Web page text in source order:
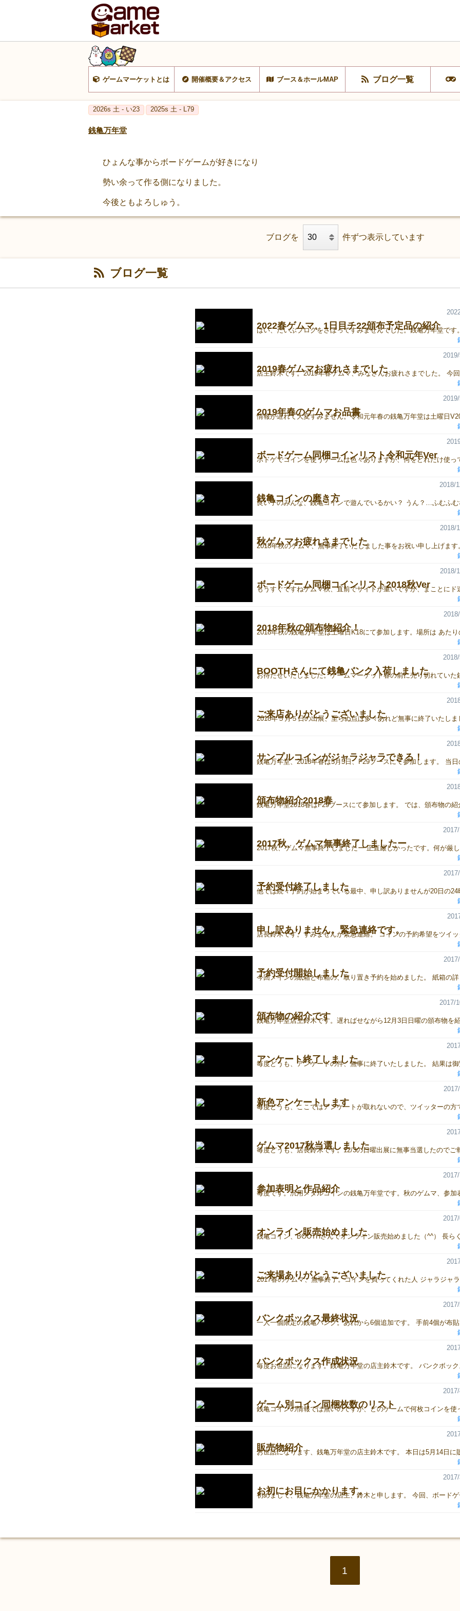
ゲームマーケットとは 開催概要＆アクセス ブース＆ホールMAP ブログ一覧
2026s 土 - い23 2025s 土 - L79
銭亀万年堂
ひょんな事からボードゲームが好きになり
勢い余って作る側になりました。
今後ともよろしゅう。
ブログを 件ずつ表示しています
ブログ一覧
2022春ゲムマ、1日目チ22頒布予定品の紹介
2019春ゲムマお疲れさまでした
2019年春のゲムマお品書
ボードゲーム同梱コインリスト令和元年Ver
銭亀コインの磨き方
2018/
秋ゲムマお疲れさまでした
2018/
ボードゲーム同梱コインリスト2018秋Ver
2018/
2018年秋の頒布物紹介！
BOOTHさんにて銭亀バンク入荷しました
ご来店ありがとうございました
サンプルコインがジャラジャラできる！
頒布物紹介2018春
2017秋、ゲムマ無事終了しましたー
予約受付終了しました
申し訳ありません。緊急連絡です。
予約受付開始しました
頒布物の紹介です
2017/
アンケート終了しました
新色アンケートします
ゲムマ2017秋当選しました
参加表明と作品紹介
オンライン販売始めました
ご来場ありがとうございました
バンクボックス最終状況
バンクボックス作成状況
ゲーム別コイン同梱枚数のリスト
販売物紹介
お初にお目にかかります。
1